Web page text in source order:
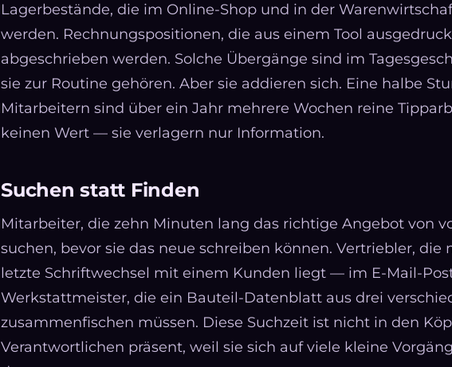
Lagerbestände, die im Online-Shop und in der
werden. Rechnungspositionen, die aus einem Tool
abgeschrieben werden. Solche Übergänge sind im
sie zur Routine gehören. Aber sie addieren sich. Eine halbe
Mitarbeitern sind über ein Jahr mehrere Wochen reine
keinen Wert — sie verlagern nur Information.
Suchen statt Finden
Mitarbeiter, die zehn Minuten lang das richtige Angebot von
suchen, bevor sie das neue schreiben können. Vertriebler, die
letzte Schriftwechsel mit einem Kunden liegt — im E-Mail-
Werkstattmeister, die ein Bauteil-Datenblatt aus drei
zusammenfischen müssen. Diese Suchzeit ist nicht in den
Verantwortlichen präsent, weil sie sich auf viele kleine